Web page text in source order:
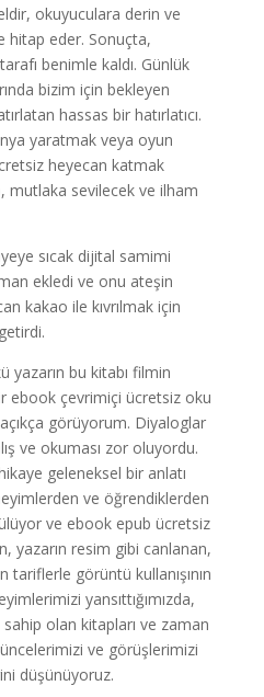
okuyuculara derin ve
hitap eder. Sonuçta,
benimle kaldı. Günlük
bizim için bekleyen
hassas bir hatırlatıcı.
yaratmak veya oyun
heyecan katmak
mutlaka sevilecek ve ilham
sıcak dijital samimi
ekledi ve onu ateşin
kakao ile kıvrılmak için
yazarın bu kitabı filmin
ebook çevrimiçi ücretsiz oku
açıkça görüyorum. Diyaloglar
ve okuması zor oluyordu.
geleneksel bir anlatı
ve öğrendiklerden
ve ebook epub ücretsiz
yazarın resim gibi canlanan,
tariflerle görüntü kullanışının
yansıttığımızda,
olan kitapları ve zaman
ve görüşlerimizi
düşünüyoruz.